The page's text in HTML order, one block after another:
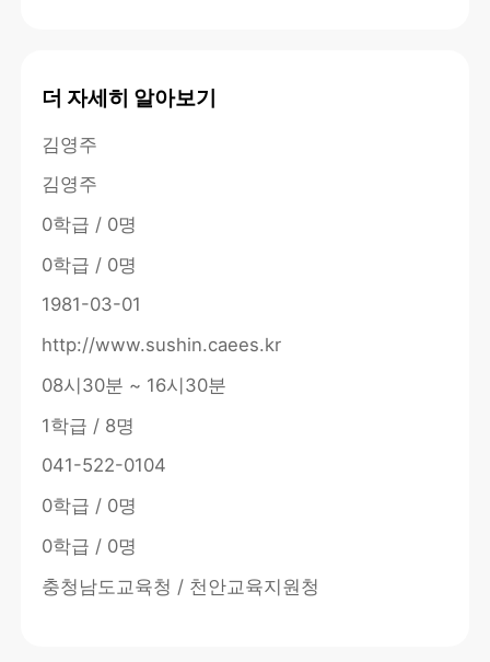
더 자세히 알아보기
김영주
김영주
0학급 / 0명
0학급 / 0명
1981-03-01
http://www.sushin.caees.kr
08시30분 ~ 16시30분
1학급 / 8명
041-522-0104
0학급 / 0명
0학급 / 0명
충청남도교육청 / 천안교육지원청